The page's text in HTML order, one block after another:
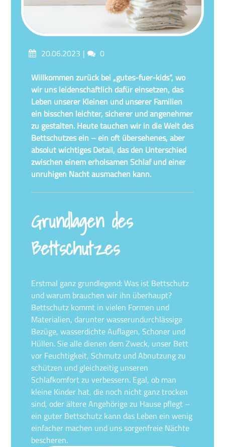
Posted20.06.2023 Comments
0
Willkommen zurück bei „gutes-fuer-kids“, wo
wir uns leidenschaftlich dafür einsetzen, das
Leben unserer Kleinen und unserer Familien
ein bisschen leichter, sicherer und angenehmer
zu gestalten. Heute tauchen wir in die Welt des
Bettschutzes ein – ein oft übersehenes, aber
absolut wichtiges Detail, das den Unterschied
zwischen einem erholsamen Schlaf und einer
unruhigen Nacht ausmachen kann.
Grundlagen des
Bettschutzes
Erstmal ganz grundlegend: Was ist Bettschutz
und warum brauchen wir ihn überhaupt?
Bettschutz kommt in vielen Formen und
Materialien, darunter wasserundurchlässige
Bezüge, wasserdichte Auflagen, Schoner und
Hüllen. Sie alle dienen dem Zweck, unser Bett
vor Feuchtigkeit, Schmutz und Abnutzung zu
schützen und gleichzeitig unseren
Schlafkomfort zu verbessern. Egal, ob man
kleine Kinder hat, die noch nicht ganz trocken
sind, oder ältere Angehörige zu Hause pflegt –
ein guter Bettschutz kann das Leben ein wenig
einfacher machen und uns sorgenfreie Nächte
bescheren.